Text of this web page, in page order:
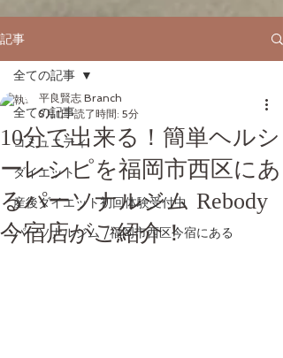
記事
全ての記事
コミュニティ
ダイエット
産後ダイエット初回体験受付中
パーソナルジム /福岡市西区今宿にある
全ての記事
10分で出来る！簡単ヘルシ
ーレシピを福岡市西区にあ
るパーソナルジム Rebody
今宿店がご紹介！
平良賢志 Branch
5月1日 読了時間: 5分